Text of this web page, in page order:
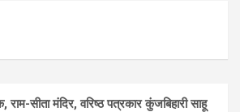
सीता मंदिर, वरिष्ठ पत्रकार कुंजबिहारी साहू